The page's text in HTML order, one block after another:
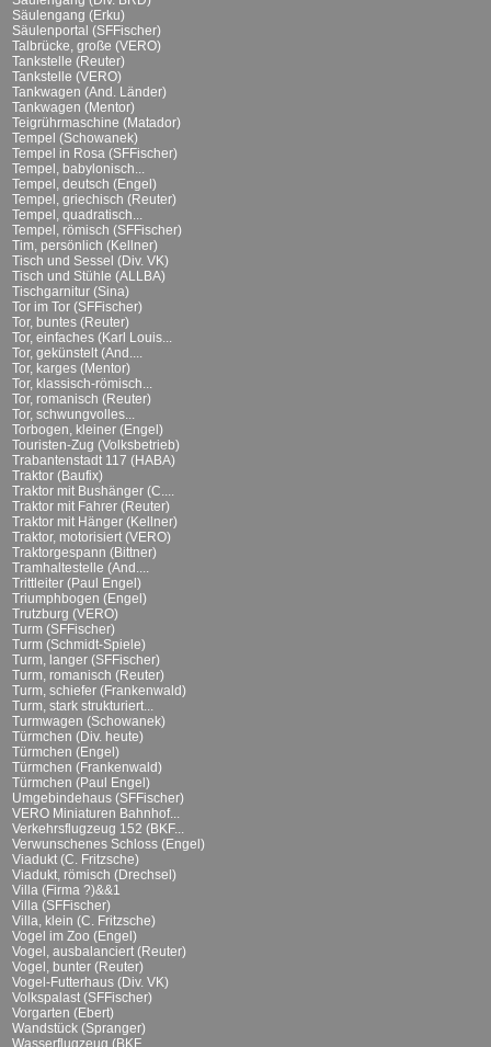
Säulengang (Erku)
Säulenportal (SFFischer)
Talbrücke, große (VERO)
Tankstelle (Reuter)
Tankstelle (VERO)
Tankwagen (And. Länder)
Tankwagen (Mentor)
Teigrührmaschine (Matador)
Tempel (Schowanek)
Tempel in Rosa (SFFischer)
Tempel, babylonisch...
Tempel, deutsch (Engel)
Tempel, griechisch (Reuter)
Tempel, quadratisch...
Tempel, römisch (SFFischer)
Tim, persönlich (Kellner)
Tisch und Sessel (Div. VK)
Tisch und Stühle (ALLBA)
Tischgarnitur (Sina)
Tor im Tor (SFFischer)
Tor, buntes (Reuter)
Tor, einfaches (Karl Louis...
Tor, gekünstelt (And....
Tor, karges (Mentor)
Tor, klassisch-römisch...
Tor, romanisch (Reuter)
Tor, schwungvolles...
Torbogen, kleiner (Engel)
Touristen-Zug (Volksbetrieb)
Trabantenstadt 117 (HABA)
Traktor (Baufix)
Traktor mit Bushänger (C....
Traktor mit Fahrer (Reuter)
Traktor mit Hänger (Kellner)
Traktor, motorisiert (VERO)
Traktorgespann (Bittner)
Tramhaltestelle (And....
Trittleiter (Paul Engel)
Triumphbogen (Engel)
Trutzburg (VERO)
Turm (SFFischer)
Turm (Schmidt-Spiele)
Turm, langer (SFFischer)
Turm, romanisch (Reuter)
Turm, schiefer (Frankenwald)
Turm, stark strukturiert...
Turmwagen (Schowanek)
Türmchen (Div. heute)
Türmchen (Engel)
Türmchen (Frankenwald)
Türmchen (Paul Engel)
Umgebindehaus (SFFischer)
VERO Miniaturen Bahnhof...
Verkehrsflugzeug 152 (BKF...
Verwunschenes Schloss (Engel)
Viadukt (C. Fritzsche)
Viadukt, römisch (Drechsel)
Villa (Firma ?)&&1
Villa (SFFischer)
Villa, klein (C. Fritzsche)
Vogel im Zoo (Engel)
Vogel, ausbalanciert (Reuter)
Vogel, bunter (Reuter)
Vogel-Futterhaus (Div. VK)
Volkspalast (SFFischer)
Vorgarten (Ebert)
Wandstück (Spranger)
Wasserflugzeug (BKF